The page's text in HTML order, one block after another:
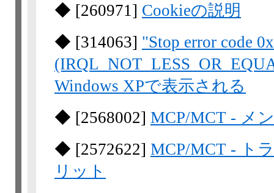
◆ [260971] Cookieの説明
◆ [314063] "Stop error code
Windows XPで表示される
◆ [2568002] MCP/MCT - メ
◆ [2572622] MCP/MCT - ト
リット